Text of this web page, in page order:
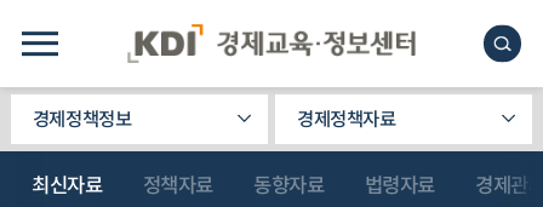
경제정책정보 경제정책자료
최신자료 정책자료 동향자료 법령자료 경제관